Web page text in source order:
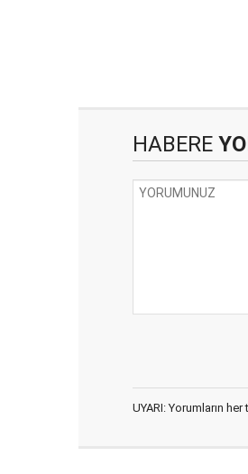
HABERE
UYARI: Yorumların